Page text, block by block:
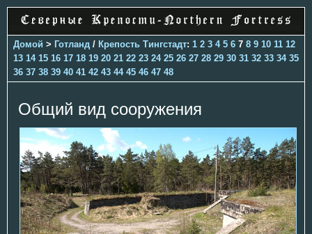
Домой > Готланд / Крепость Тингстадт: 1 2 3 4 5 6 7 8 9 10 11 12
13 14 15 16 17 18 19 20 21 22 23 24 25 26 27 28 29 30 31 32 33 34 35
36 37 38 39 40 41 42 43 44 45 46 47 48
Общий вид сооружения